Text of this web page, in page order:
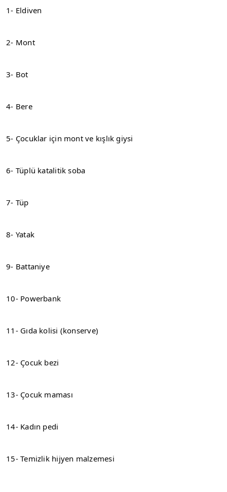
1- Eldiven
2- Mont
3- Bot
4- Bere
5- Çocuklar için mont ve kışlık giysi
6- Tüplü katalitik soba
7- Tüp
8- Yatak
9- Battaniye
10- Powerbank
11- Gıda kolisi (konserve)
12- Çocuk bezi
13- Çocuk maması
14- Kadın pedi
15- Temizlik hijyen malzemesi